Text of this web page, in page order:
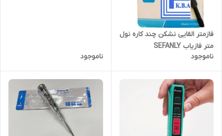
فازمتر القایی نشکن چند کاره نول
متر فازیاب SEFANLY
ناموجود
ناموجود